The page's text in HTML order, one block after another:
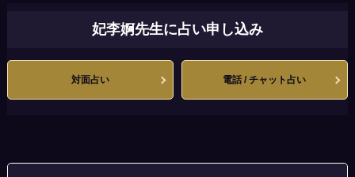
妃李婀先生に占い申し込み
対面占い 電話 / チャット占い